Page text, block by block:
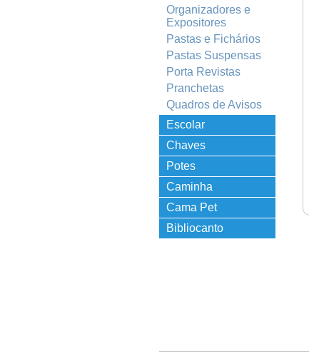
Organizadores e
Expositores
Pastas e Fichários
Pastas Suspensas
Porta Revistas
Pranchetas
Quadros de Avisos
Escolar
Chaves
Potes
Organizadores
Caminha
Empilhável
Cama Pet
Bibliocanto